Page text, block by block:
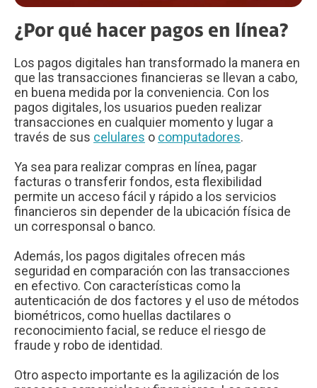
¿Por qué hacer pagos en línea?
Los pagos digitales han transformado la manera en
que las transacciones financieras se llevan a cabo,
en buena medida por la conveniencia. Con los
pagos digitales, los usuarios pueden realizar
transacciones en cualquier momento y lugar a
través de sus celulares o computadores.
Ya sea para realizar compras en línea, pagar
facturas o transferir fondos, esta flexibilidad
permite un acceso fácil y rápido a los servicios
financieros sin depender de la ubicación física de
un corresponsal o banco.
Además, los pagos digitales ofrecen más
seguridad en comparación con las transacciones
en efectivo. Con características como la
autenticación de dos factores y el uso de métodos
biométricos, como huellas dactilares o
reconocimiento facial, se reduce el riesgo de
fraude y robo de identidad.
Otro aspecto importante es la agilización de los